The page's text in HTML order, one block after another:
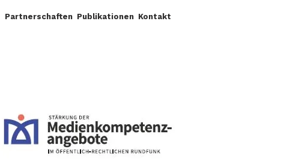
Partnerschaften Publikationen Kontakt